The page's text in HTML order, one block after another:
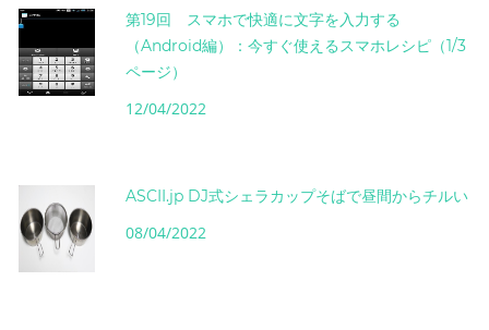
第19回 スマホで快適に文字を入力する
（Android編）：今すぐ使えるスマホレシピ（1/3
ページ）
12/04/2022
ASCII.jp DJ式シェラカップそばで昼間からチルい
08/04/2022